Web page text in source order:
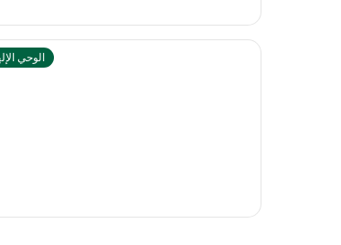
الوحي